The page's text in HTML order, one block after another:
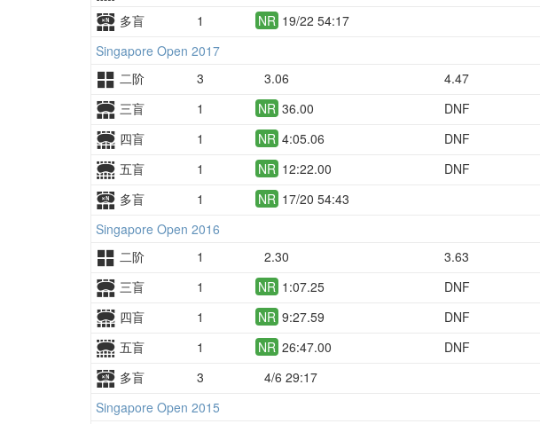
多盲 1 NR 19/22 54:17
Singapore Open 2017
二阶
3 3.06 4.47
三盲 1 NR 36.00 DNF
四盲 1 NR 4:05.06 DNF
五盲 1 NR 12:22.00 DNF
多盲 1 NR 17/20 54:43
Singapore Open 2016
二阶
1 2.30 3.63
三盲 1 NR 1:07.25 DNF
四盲 1 NR 9:27.59 DNF
五盲 1 NR 26:47.00 DNF
多盲 3 4/6 29:17
Singapore Open 2015